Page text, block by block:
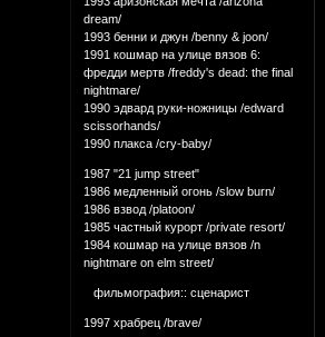
dream/
1993 бенни и джун /benny & joon/
1991 кошмар на улице вязов 6:
фредди мертв /freddy's dead: the final
nightmare/
1990 эдвард руки-ножницы /edward
scissorhands/
1990 плакса /cry-baby/
1987 "21 jump street"
1986 медленный огонь /slow burn/
1986 взвод /platoon/
1985 частный курорт /private resort/
1984 кошмар на улице вязов /n
nightmare on elm street/
фильмография:: сценарист
1997 храбрец /brave/